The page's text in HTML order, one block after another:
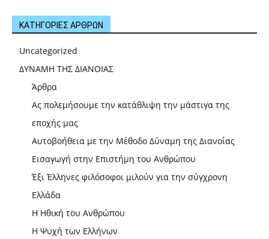
ΚΑΤΗΓΟΡΙΕΣ ΑΡΘΡΩΝ
Uncategorized
ΔΥΝΑΜΗ ΤΗΣ ΔΙΑΝΟΙΑΣ
Άρθρα
Ας πολεμήσουμε την κατάθλιψη την μάστιγα της
εποχής μας
Αυτοβοήθεια με την Μέθοδο Δύναμη της Διανοίας
Εισαγωγή στην Επιστήμη του Ανθρώπου
Έξι Έλληνες φιλόσοφοι μιλούν για την σύγχρονη
Ελλάδα
Η Ηθική του Ανθρώπου
Η Ψυχή των Ελλήνων